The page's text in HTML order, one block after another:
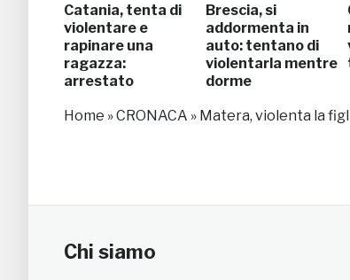
Catania, tenta di
violentare e
rapinare una
ragazza:
arrestato
Brescia, si
addormenta in
auto: tentano di
violentarla mentre
dorme
Home »CRONACA » Matera, violenta la
Chi siamo